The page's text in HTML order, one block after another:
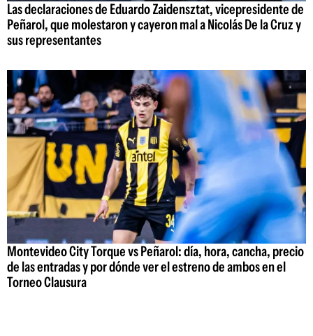
Las declaraciones de Eduardo Zaidensztat, vicepresidente de
Peñarol, que molestaron y cayeron mal a Nicolás De la Cruz y
sus representantes
Montevideo City Torque vs Peñarol: día, hora, cancha, precio
de las entradas y por dónde ver el estreno de ambos en el
Torneo Clausura